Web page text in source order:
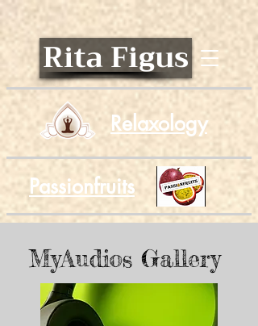
Rita Figus
Relaxology
Passionfruits
MyAudios Gallery